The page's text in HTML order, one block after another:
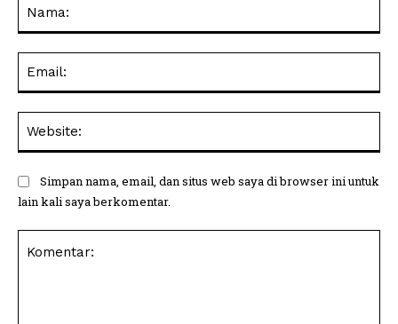
Simpan nama, email, dan situs web saya di browser ini untuk
lain kali saya berkomentar.